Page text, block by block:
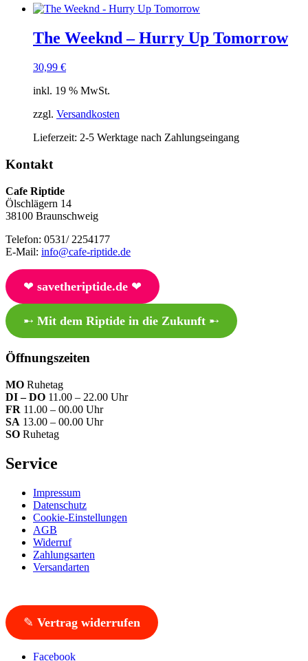
The Weeknd – Hurry Up Tomorrow
30,99 €
inkl. 19 % MwSt.
zzgl. Versandkosten
Lieferzeit: 2-5 Werktage nach Zahlungseingang
Kontakt
Cafe Riptide
Ölschlägern 14
38100 Braunschweig
Telefon: 0531/ 2254177
E-Mail: info@cafe-riptide.de
❤︎ savetheriptide.de❤︎
➸ Mit dem Riptide in die Zukunft➸
Öffnungszeiten
MO Ruhetag
DI – DO 11.00 – 22.00 Uhr
FR 11.00 – 00.00 Uhr
SA 13.00 – 00.00 Uhr
SO Ruhetag
Service
Impressum
Datenschutz
Cookie-Einstellungen
AGB
Widerruf
Zahlungsarten
Versandarten
✎ Vertrag widerrufen
Facebook